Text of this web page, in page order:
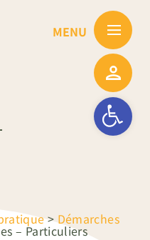
Ouvrir la
>Démarches
– Particuliers